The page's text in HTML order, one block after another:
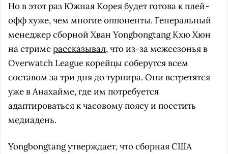
Но в этот раз Южная Корея будет готова к плей-
офф хуже, чем многие оппоненты. Генеральный
менеджер сборной Хван Yongbongtang Кхю Хюн
на стримерассказывал, что из-за межсезонья в
Overwatch League корейцы соберутся всем
составом за три дня до турнира. Они встретятся
уже в Анахайме, где им потребуется
адаптироваться к часовому поясу и посетить
медиадень.
Yongbongtang утверждает, что сборная США